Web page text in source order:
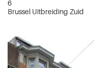
6
Brussel Uitbreiding Zuid